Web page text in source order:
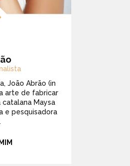
João Abrão (in
arte de fabricar
catalana Maysa
e pesquisadora